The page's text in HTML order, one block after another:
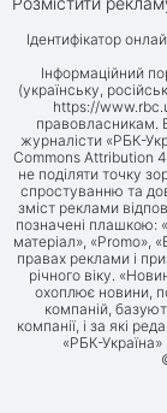
Ідентифікатор
Інформаційний
(українську,
https://
правовласникам.
журналісти «РБК-
Commons Attribution
не поділяти точку
спростуванню та
зміст реклами
позначені плашкою:
матеріал», «Promo»,
правах реклами і
річного віку.
охоплює новини,
компаній,
компанії, і за які
«РБК-Україна»